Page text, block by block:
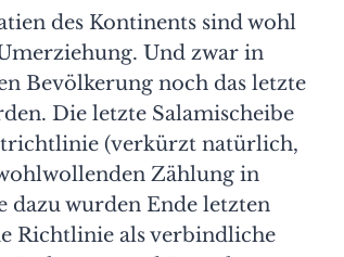
des Kontinents sind wohl
Und zwar in
Bevölkerung noch das letzte
Die letzte Salamischeibe
(verkürzt natürlich,
Zählung in
dazu wurden Ende letzten
Richtlinie als verbindliche